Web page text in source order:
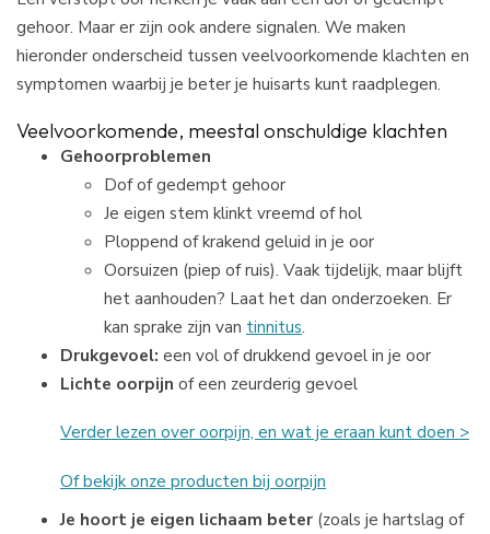
gehoor. Maar er zijn ook andere signalen. We maken
hieronder onderscheid tussen veelvoorkomende klachten en
symptomen waarbij je beter je huisarts kunt raadplegen.
Veelvoorkomende, meestal onschuldige klachten
Gehoorproblemen
Dof of gedempt gehoor
Je eigen stem klinkt vreemd of hol
Ploppend of krakend geluid in je oor
Oorsuizen (piep of ruis). Vaak tijdelijk, maar blijft
het aanhouden? Laat het dan onderzoeken. Er
kan sprake zijn van tinnitus.
Drukgevoel: een vol of drukkend gevoel in je oor
Lichte oorpijn of een zeurderig gevoel
Verder lezen over oorpijn, en wat je eraan kunt doen >
Of bekijk onze producten bij oorpijn
Je hoort je eigen lichaam beter (zoals je hartslag of